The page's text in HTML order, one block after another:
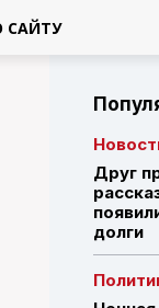
САЙТУ
Друг
долги